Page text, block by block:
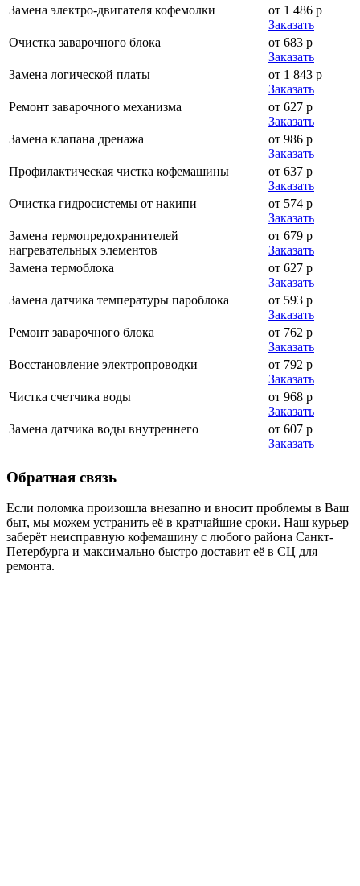
Замена электро-двигателя кофемолки
от 1 486 р
Заказать
Очистка заварочного блока
от 683 р
Заказать
Замена логической платы
от 1 843 р
Заказать
Ремонт заварочного механизма
от 627 р
Заказать
Замена клапана дренажа
от 986 р
Заказать
Профилактическая чистка кофемашины
от 637 р
Заказать
Очистка гидросистемы от накипи
от 574 р
Заказать
Замена термопредохранителей
нагревательных элементов
от 679 р
Заказать
Замена термоблока
от 627 р
Заказать
Замена датчика температуры пароблока
от 593 р
Заказать
Ремонт заварочного блока
от 762 р
Заказать
Восстановление электропроводки
от 792 р
Заказать
Чистка счетчика воды
от 968 р
Заказать
Замена датчика воды внутреннего
от 607 р
Заказать
Обратная связь
Если поломка произошла внезапно и вносит проблемы в Ваш
быт, мы можем устранить её в кратчайшие сроки. Наш курьер
заберёт неисправную кофемашину с любого района Санкт-
Петербурга и максимально быстро доставит её в СЦ для
ремонта.